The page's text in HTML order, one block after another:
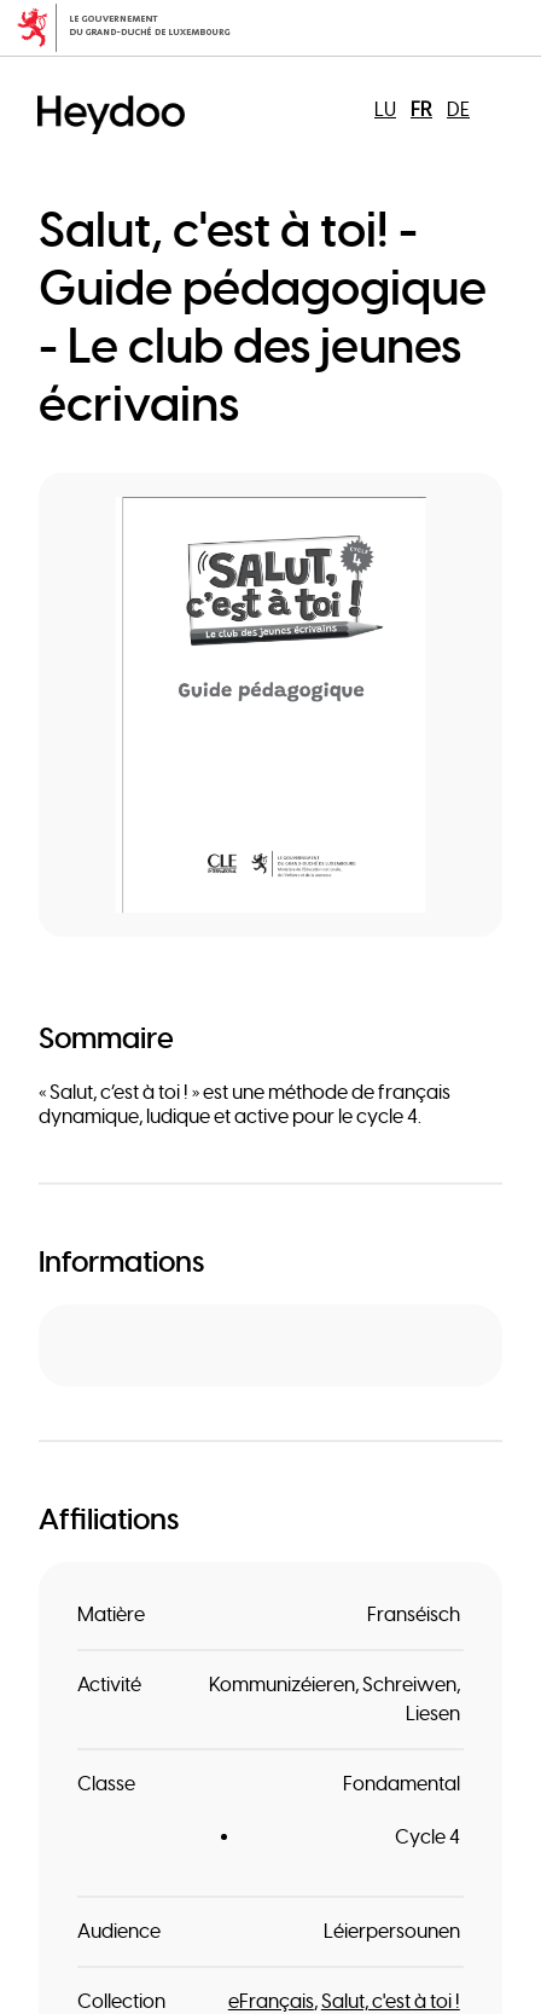
Aller
au
principal
LU FR DE
Salut, c'est à toi! -
Guide pédagogique
- Le club des jeunes
écrivains
Sommaire
« Salut, c’est à toi ! » est une méthode de français
dynamique, ludique et active pour le cycle 4.
Informations
Affiliations
Matière Franséisch
Activité Kommunizéieren Schreiwen
Liesen
Classe Fondamental
Cycle 4
Audience Léierpersounen
Collection eFrançais Salut, c'est à toi !